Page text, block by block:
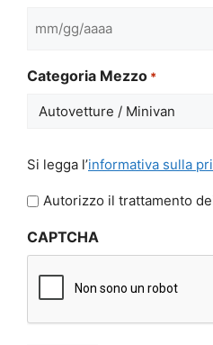
MM
GG
slash
Categoria Mezzo *
legga
l'informativa
privacy
Si legga l’informativa sulla
Autorizzo il trattamento
CAPTCHA